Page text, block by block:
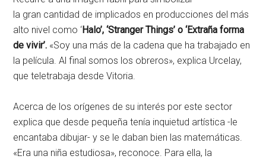
la gran cantidad de implicados en producciones del más
alto nivel como ‘Halo’, ‘Stranger Things’ o ‘Extraña forma
de vivir’. «Soy una más de la cadena que ha trabajado en
la película. Al final somos los obreros», explica Urcelay,
que teletrabaja desde Vitoria.
Acerca de los orígenes de su interés por este sector
explica que desde pequeña tenía inquietud artística -le
encantaba dibujar- y se le daban bien las matemáticas.
«Era una niña estudiosa», reconoce. Para ella, la